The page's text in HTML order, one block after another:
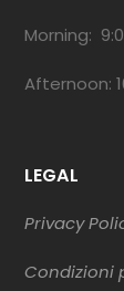
Morning:
Afternoon:
LEGAL
Privacy
Condizioni